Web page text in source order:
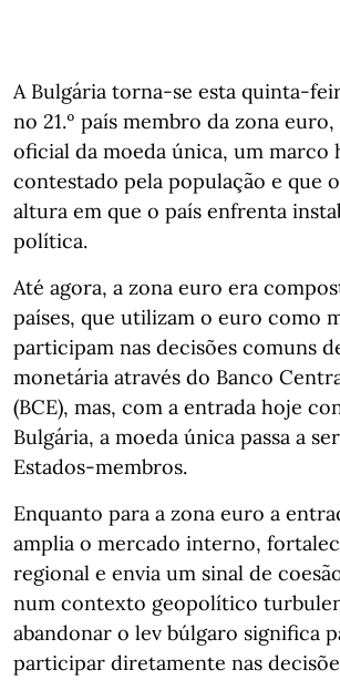
A Bulgária torna-se esta quinta-
no 21.º país membro da zona
oficial da moeda única, um marco
contestado pela população e que
altura em que o país enfrenta
política.
Até agora, a zona euro era
países, que utilizam o euro como
participam nas decisões comuns
monetária através do Banco
(BCE), mas, com a entrada hoje
Bulgária, a moeda única passa a
Estados-membros.
Enquanto para a zona euro a
amplia o mercado interno,
regional e envia um sinal de
num contexto geopolítico
abandonar o lev búlgaro significa
participar diretamente nas